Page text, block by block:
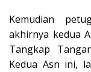
Kemudian
akhirnya kedua
Tangkap
Kedua Asn ini,